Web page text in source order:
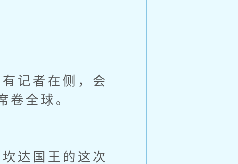
记者在侧，会
卷全球。
达国王的这次